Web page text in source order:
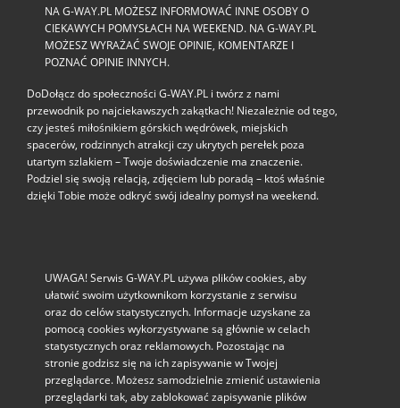
NA G-WAY.PL MOŻESZ INFORMOWAĆ INNE OSOBY O
CIEKAWYCH POMYSŁACH NA WEEKEND. NA G-WAY.PL
MOŻESZ WYRAŻAĆ SWOJE OPINIE, KOMENTARZE I
POZNAĆ OPINIE INNYCH.
DoDołącz do społeczności G‑WAY.PL i twórz z nami
przewodnik po najciekawszych zakątkach! Niezależnie od tego,
czy jesteś miłośnikiem górskich wędrówek, miejskich
spacerów, rodzinnych atrakcji czy ukrytych perełek poza
utartym szlakiem – Twoje doświadczenie ma znaczenie.
Podziel się swoją relacją, zdjęciem lub poradą – ktoś właśnie
dzięki Tobie może odkryć swój idealny pomysł na weekend.
UWAGA! Serwis G-WAY.PL używa plików cookies, aby
ułatwić swoim użytkownikom korzystanie z serwisu
oraz do celów statystycznych. Informacje uzyskane za
pomocą cookies wykorzystywane są głównie w celach
statystycznych oraz reklamowych. Pozostając na
stronie godzisz się na ich zapisywanie w Twojej
przeglądarce. Możesz samodzielnie zmienić ustawienia
przeglądarki tak, aby zablokować zapisywanie plików